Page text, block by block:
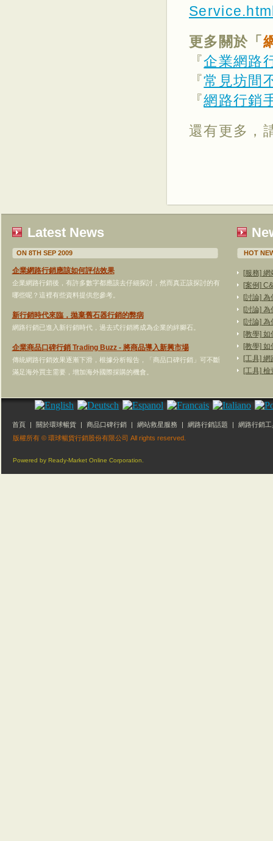
更多關於「
『企業網路
『常見坊間
『網路行銷
還有更多，
Latest News
ON 8TH SEP 2009
企業網路行銷應該如何評估效果
企業網路行銷後，有許多數字都應該去仔細探討，然而真正該探討的有
哪些呢？這裡有些資料提供您參考。
新行銷時代來臨，拋棄舊石器行銷的弊病
網路行銷已進入新行銷時代，過去式行銷將成為企業的絆腳石。
企業商品口碑行銷 Trading Buzz - 將商品導入新興市場
傳統網路行銷效果逐漸下滑，根據分析報告，「商品口碑行銷」可不斷
滿足海外買主需要，增加海外國際採購的機會。
HOT
[服務]
[案例]
[討論]
[討論]
[討論]
[教學]
[教學]
[工具]
[工具]
首頁 | 關於環球暢貨 | 商品口碑行銷 | 網站救星服務 | 網路行銷話題 |
網路行銷工
版權所有 © 環球暢貨行銷股份有限公司 All rights reserved.
Powered by Ready-Market Online Corporation.